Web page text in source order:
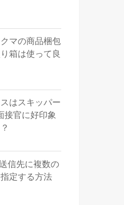
マの商品梱包
箱は使って良
はスキッパー
接官に好印象
信先に複数の
定する方法